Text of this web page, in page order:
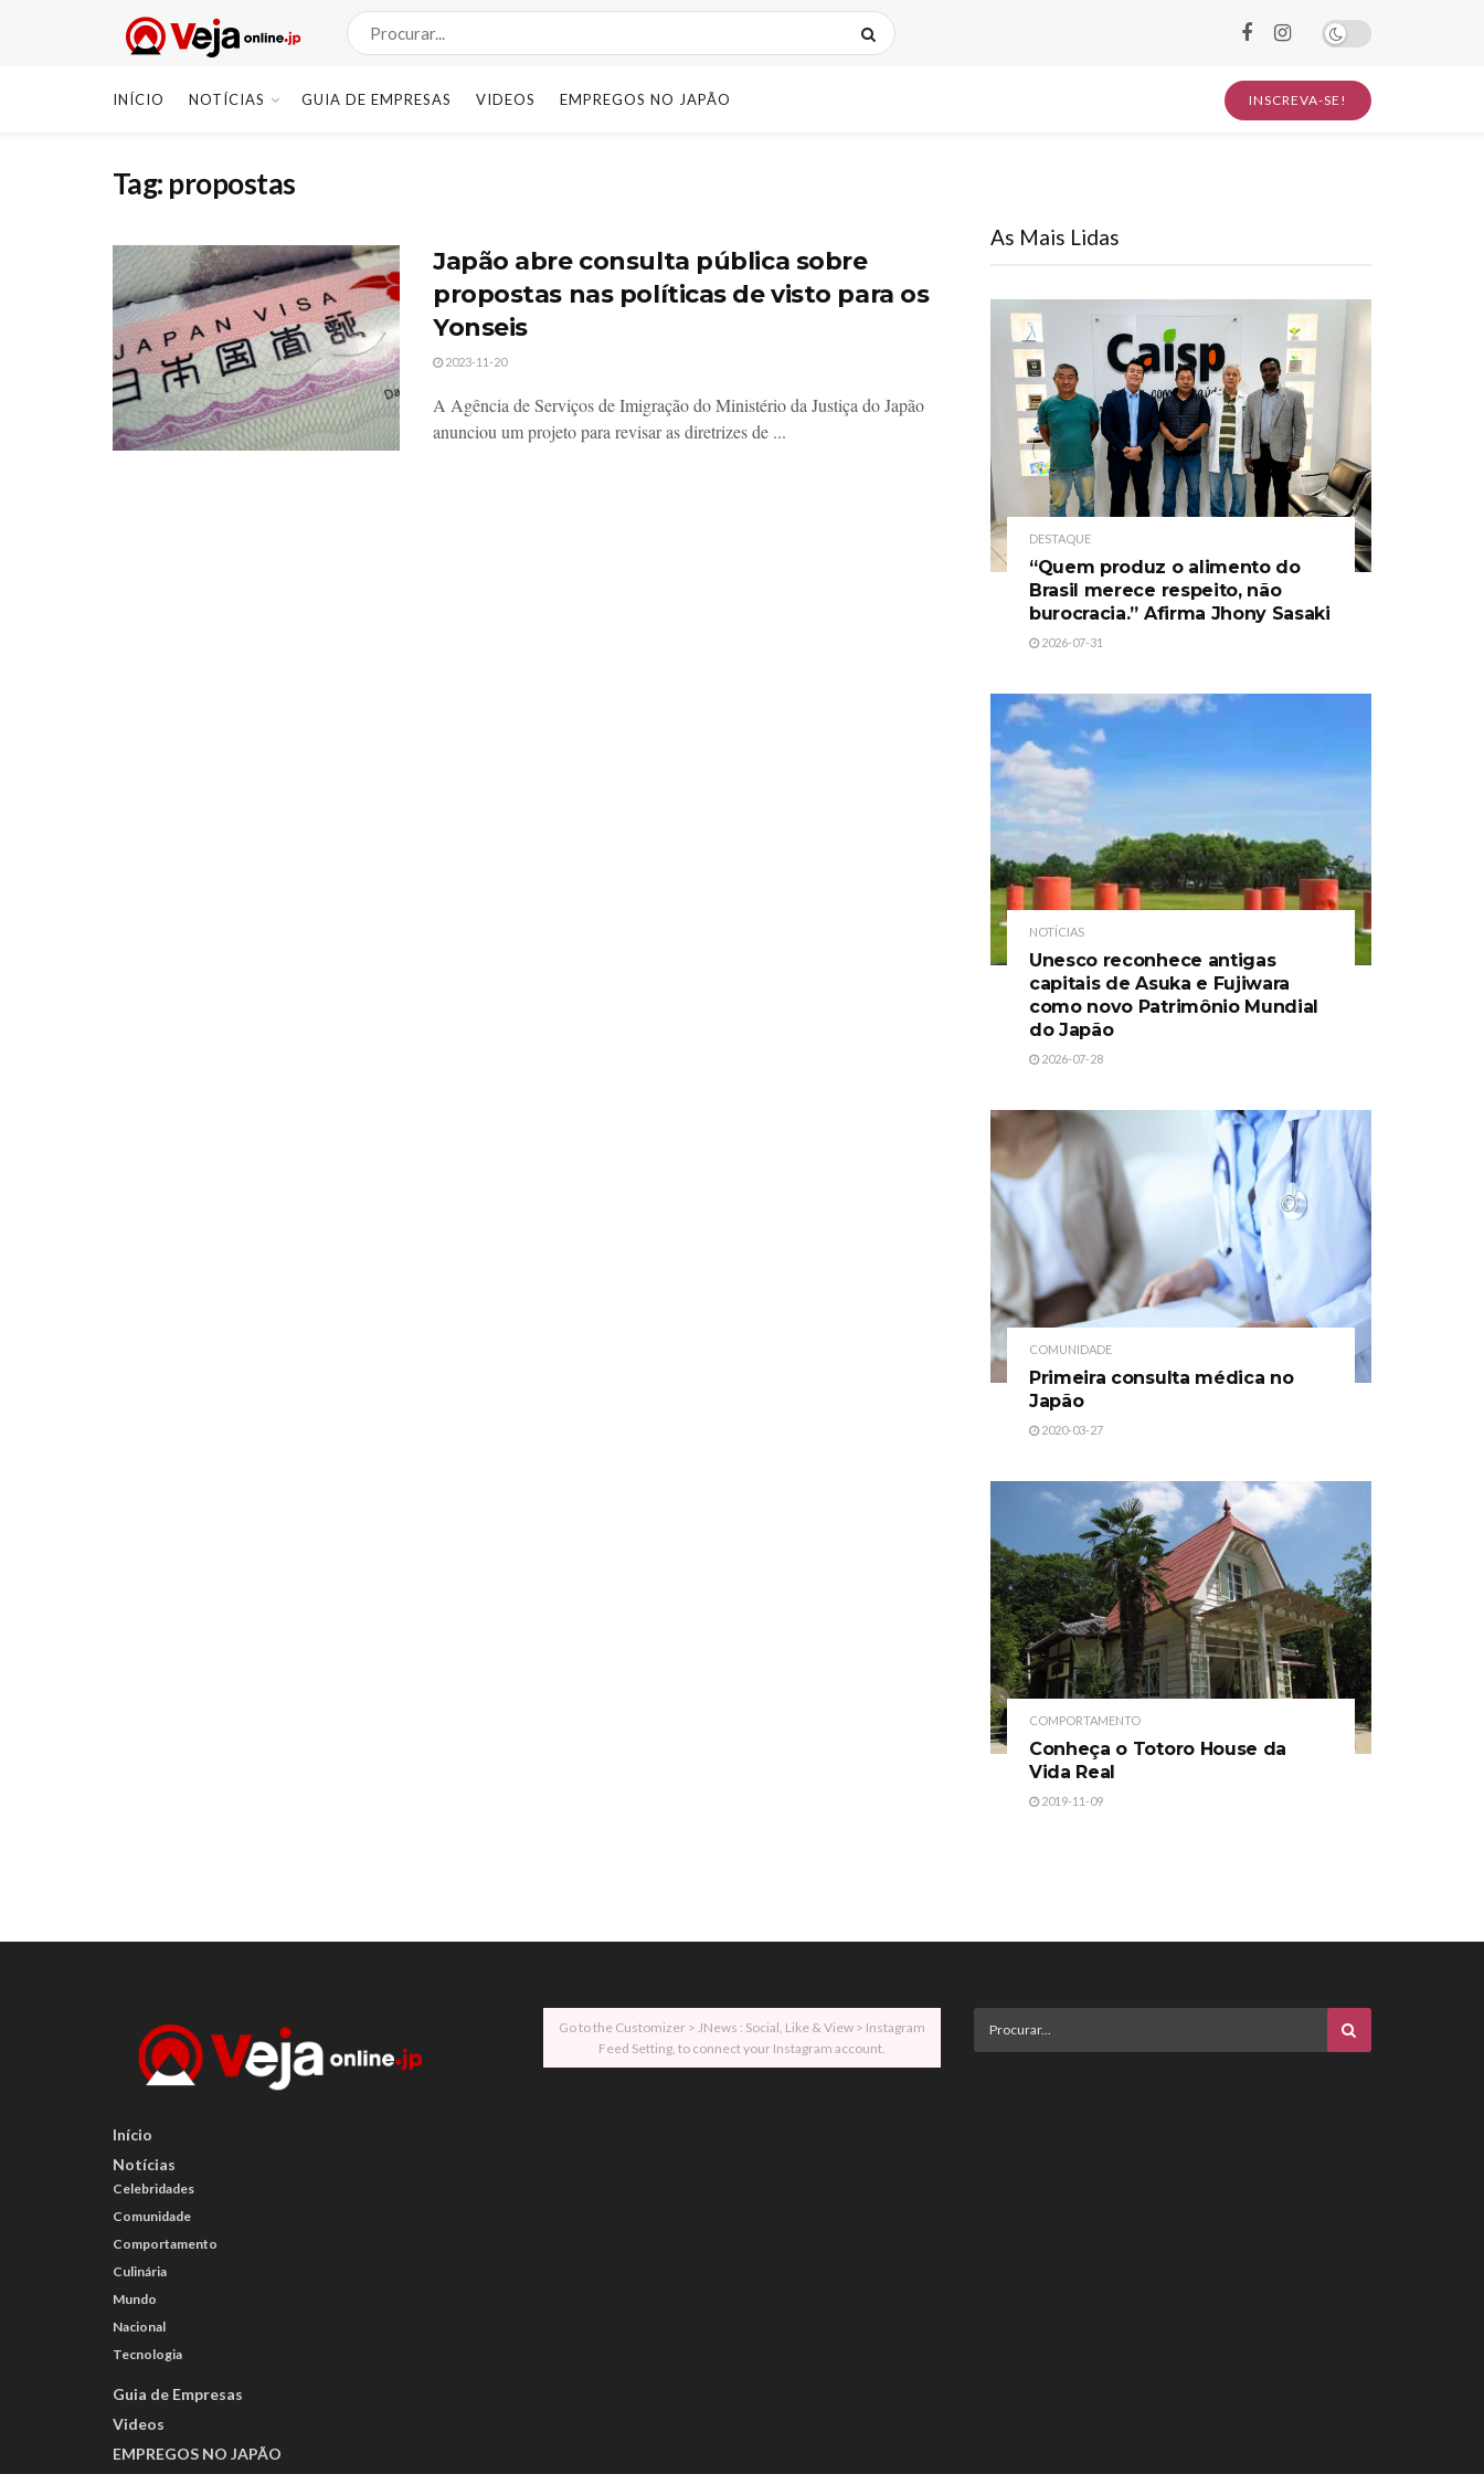
INÍCIO NOTÍCIAS GUIA DE EMPRESAS VIDEOS EMPREGOS NO JAPÃO INSCREVA-SE!
Tag: propostas
Japão abre consulta pública sobre
propostas nas políticas de visto para os
Yonseis
2023-11-20
A Agência de Serviços de Imigração do Ministério da Justiça do Japão
anunciou um projeto para revisar as diretrizes de ...
As Mais Lidas
DESTAQUE
“Quem produz o alimento do
Brasil merece respeito, não
burocracia.” Afirma Jhony Sasaki
2026-07-31
NOTÍCIAS
Unesco reconhece antigas
capitais de Asuka e Fujiwara
como novo Patrimônio Mundial
do Japão
2026-07-28
COMUNIDADE
Primeira consulta médica no
Japão
2020-03-27
COMPORTAMENTO
Conheça o Totoro House da
Vida Real
2019-11-09
Início
Notícias
Celebridades
Comunidade
Comportamento
Culinária
Mundo
Nacional
Tecnologia
Guia de Empresas
Videos
EMPREGOS NO JAPÃO
Go to the Customizer > JNews : Social, Like & View > Instagram
Feed Setting, to connect your Instagram account.